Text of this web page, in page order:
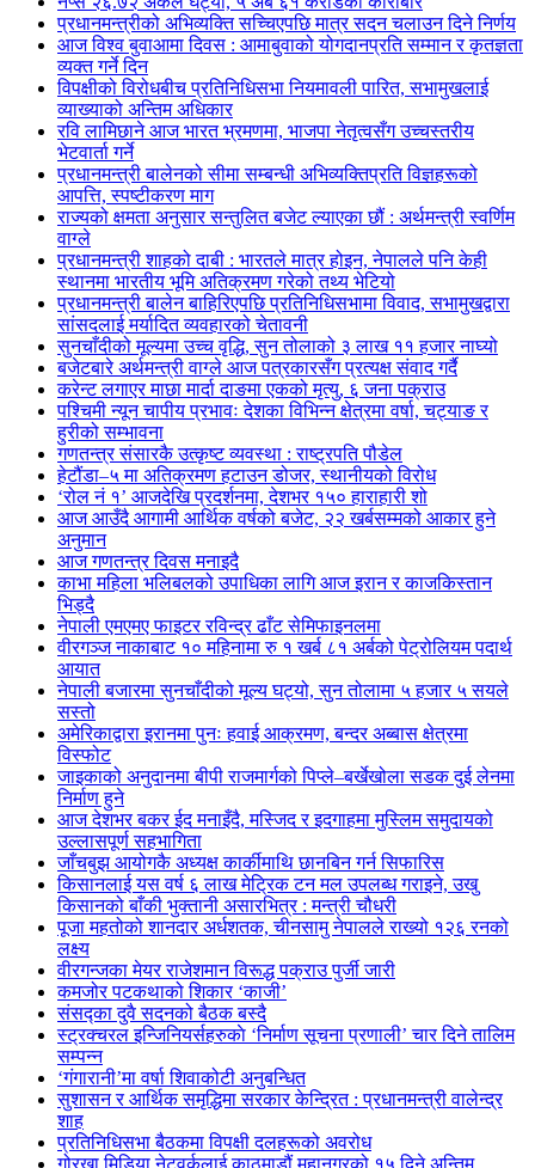
प्रधानमन्त्रीको अभिव्यक्ति सच्चिएपछि मात्र सदन चलाउन दिने निर्णय
आज विश्व बुवाआमा दिवस : आमाबुवाको योगदानप्रति सम्मान र कृतज्ञता
व्यक्त गर्ने दिन
विपक्षीको विरोधबीच प्रतिनिधिसभा नियमावली पारित, सभामुखलाई
व्याख्याको अन्तिम अधिकार
रवि लामिछाने आज भारत भ्रमणमा, भाजपा नेतृत्वसँग उच्चस्तरीय
भेटवार्ता गर्ने
प्रधानमन्त्री बालेनको सीमा सम्बन्धी अभिव्यक्तिप्रति विज्ञहरूको
आपत्ति, स्पष्टीकरण माग
राज्यको क्षमता अनुसार सन्तुलित बजेट ल्याएका छौं : अर्थमन्त्री स्वर्णिम
वाग्ले
प्रधानमन्त्री शाहको दाबी : भारतले मात्र होइन, नेपालले पनि केही
स्थानमा भारतीय भूमि अतिक्रमण गरेको तथ्य भेटियो
प्रधानमन्त्री बालेन बाहिरिएपछि प्रतिनिधिसभामा विवाद, सभामुखद्वारा
सांसदलाई मर्यादित व्यवहारको चेतावनी
सुनचाँदीको मूल्यमा उच्च वृद्धि, सुन तोलाको ३ लाख ११ हजार नाघ्यो
बजेटबारे अर्थमन्त्री वाग्ले आज पत्रकारसँग प्रत्यक्ष संवाद गर्दै
करेन्ट लगाएर माछा मार्दा दाङमा एकको मृत्यु, ६ जना पक्राउ
पश्चिमी न्यून चापीय प्रभावः देशका विभिन्न क्षेत्रमा वर्षा, चट्याङ र
हुरीको सम्भावना
गणतन्त्र संसारकै उत्कृष्ट व्यवस्था : राष्ट्रपति पौडेल
हेटौंडा–५ मा अतिक्रमण हटाउन डोजर, स्थानीयको विरोध
‘रोल नं १’ आजदेखि प्रदर्शनमा, देशभर १५० हाराहारी शो
आज आउँदै आगामी आर्थिक वर्षको बजेट, २२ खर्बसम्मको आकार हुने
अनुमान
आज गणतन्त्र दिवस मनाइदै
काभा महिला भलिबलको उपाधिका लागि आज इरान र काजकिस्तान
भिड्दै
नेपाली एमएमए फाइटर रविन्द्र ढाँट सेमिफाइनलमा
वीरगञ्ज नाकाबाट १० महिनामा रु १ खर्ब ८१ अर्बको पेट्रोलियम पदार्थ
आयात
नेपाली बजारमा सुनचाँदीको मूल्य घट्यो, सुन तोलामा ५ हजार ५ सयले
सस्तो
अमेरिकाद्वारा इरानमा पुनः हवाई आक्रमण, बन्दर अब्बास क्षेत्रमा
विस्फोट
जाइकाको अनुदानमा बीपी राजमार्गको पिप्ले–बर्खेखोला सडक दुई लेनमा
निर्माण हुने
आज देशभर बकर ईद मनाइँदै, मस्जिद र इदगाहमा मुस्लिम समुदायको
उल्लासपूर्ण सहभागिता
जाँचबुझ आयोगकै अध्यक्ष कार्कीमाथि छानबिन गर्न सिफारिस
किसानलाई यस वर्ष ६ लाख मेट्रिक टन मल उपलब्ध गराइने, उखु
किसानको बाँकी भुक्तानी असारभित्र : मन्त्री चौधरी
पूजा महतोको शानदार अर्धशतक, चीनसामु नेपालले राख्यो १२६ रनको
लक्ष्य
वीरगन्जका मेयर राजेशमान विरूद्ध पक्राउ पुर्जी जारी
कमजोर पटकथाको शिकार ‘काजी’
संसद्का दुवै सदनको बैठक बस्दै
स्ट्रक्चरल इन्जिनियर्सहरुकाे ‘निर्माण सूचना प्रणाली’ चार दिने तालिम
सम्पन्न
‘गंगारानी’मा वर्षा शिवाकोटी अनुबन्धित
सुशासन र आर्थिक समृद्धिमा सरकार केन्द्रित : प्रधानमन्त्री वालेन्द्र
शाह
प्रतिनिधिसभा बैठकमा विपक्षी दलहरूको अवरोध
गोरखा मिडिया नेटवर्कलाई काठमाडौं महानगरको १५ दिने अन्तिम